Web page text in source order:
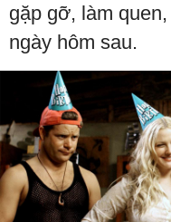
gặp gỡ, làm
ngày hôm sau.